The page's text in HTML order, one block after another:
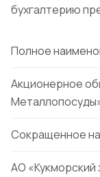
бухгалтерию
Полное
Акционерное
Сокращенное
АО